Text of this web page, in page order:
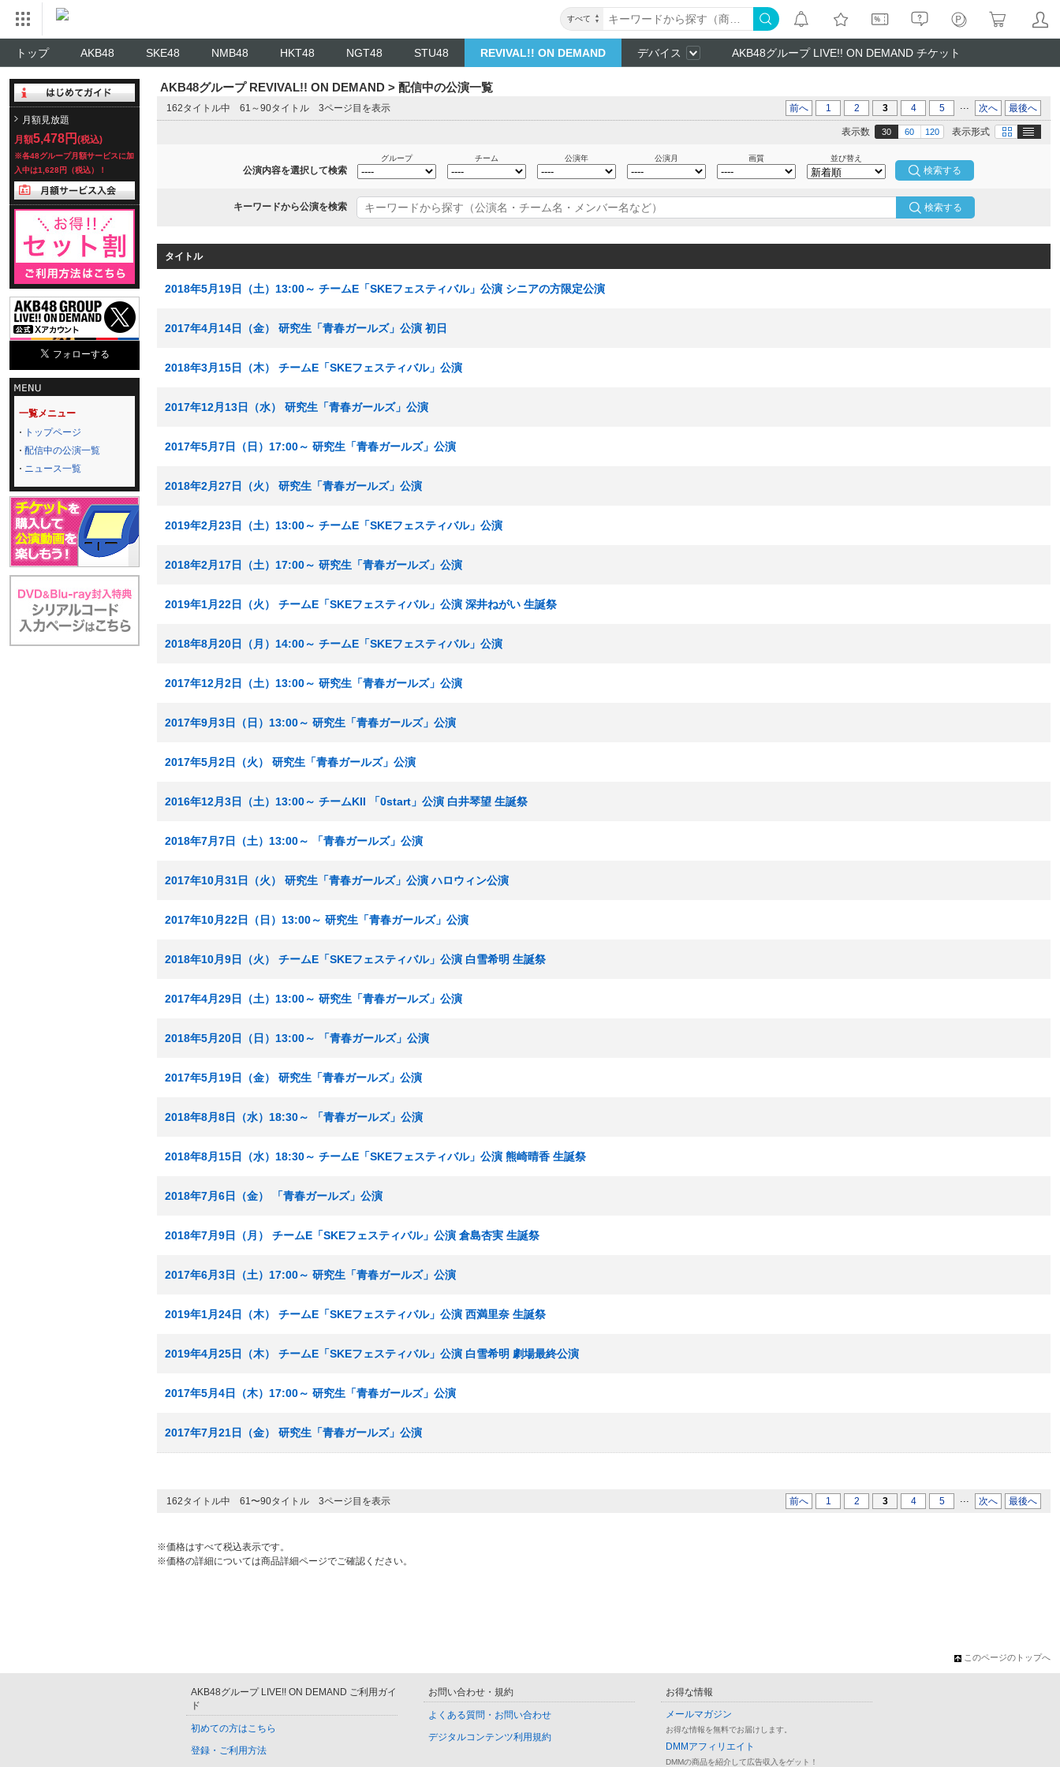
すべて
トップ AKB48 SKE48 NMB48 HKT48 NGT48 STU48 REVIVAL!! ON DEMAND デバイス AKB48グループ LIVE!! ON DEMAND チケット
月額見放題
月額5,478円 (税込)
※各48グループ月額サービスに加
入中は1,628円（税込）！
一覧メニュー
トップページ
配信中の公演一覧
ニュース一覧
AKB48グループ REVIVAL!! ON DEMAND > 配信中の公演一覧
162タイトル中 61～90タイトル 3ページ目を表示 前へ 1 2 3 4 5 ... 次へ 最後へ
表示形式 画像
表示数 30 60 120
公演内容を選択して検索
グループ チーム 公演年 公演月 画質 並び替え
キーワードから公演を検索 検索する
タイトル
2018年5月19日（土）13:00～ チームE「SKEフェスティバル」公演 シニアの方限定公演
2017年4月14日（金） 研究生「青春ガールズ」公演 初日
2018年3月15日（木） チームE「SKEフェスティバル」公演
2017年12月13日（水） 研究生「青春ガールズ」公演
2017年5月7日（日）17:00～ 研究生「青春ガールズ」公演
2018年2月27日（火） 研究生「青春ガールズ」公演
2019年2月23日（土）13:00～ チームE「SKEフェスティバル」公演
2018年2月17日（土）17:00～ 研究生「青春ガールズ」公演
2019年1月22日（火） チームE「SKEフェスティバル」公演 深井ねがい 生誕祭
2018年8月20日（月）14:00～ チームE「SKEフェスティバル」公演
2017年12月2日（土）13:00～ 研究生「青春ガールズ」公演
2017年9月3日（日）13:00～ 研究生「青春ガールズ」公演
2017年5月2日（火） 研究生「青春ガールズ」公演
2016年12月3日（土）13:00～ チームKII 「0start」公演 白井琴望 生誕祭
2018年7月7日（土）13:00～ 「青春ガールズ」公演
2017年10月31日（火） 研究生「青春ガールズ」公演 ハロウィン公演
2017年10月22日（日）13:00～ 研究生「青春ガールズ」公演
2018年10月9日（火） チームE「SKEフェスティバル」公演 白雪希明 生誕祭
2017年4月29日（土）13:00～ 研究生「青春ガールズ」公演
2018年5月20日（日）13:00～ 「青春ガールズ」公演
2017年5月19日（金） 研究生「青春ガールズ」公演
2018年8月8日（水）18:30～ 「青春ガールズ」公演
2018年8月15日（水）18:30～ チームE「SKEフェスティバル」公演 熊崎晴香 生誕祭
2018年7月6日（金） 「青春ガールズ」公演
2018年7月9日（月） チームE「SKEフェスティバル」公演 倉島杏実 生誕祭
2017年6月3日（土）17:00～ 研究生「青春ガールズ」公演
2019年1月24日（木） チームE「SKEフェスティバル」公演 西満里奈 生誕祭
2019年4月25日（木） チームE「SKEフェスティバル」公演 白雪希明 劇場最終公演
2017年5月4日（木）17:00～ 研究生「青春ガールズ」公演
2017年7月21日（金） 研究生「青春ガールズ」公演
162タイトル中 61〜90タイトル 3ページ目を表示 前へ 1 2 3 4 5 ... 次へ 最後へ
※価格はすべて税込表示です。
※価格の詳細については商品詳細ページでご確認ください。
このページのトップへ
AKB48グループ LIVE!! ON DEMAND ご利用ガイ
ド
初めての方はこちら
登録・ご利用方法
お問い合わせ・規約
よくある質問・お問い合わせ
デジタルコンテンツ利用規約
お得な情報
メールマガジン
お得な情報を無料でお届けします。
DMMアフィリエイト
DMMの商品を紹介して広告収入をゲット！